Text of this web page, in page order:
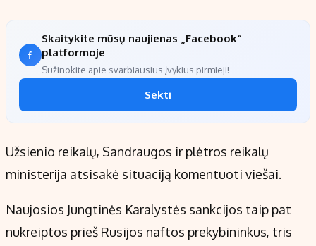
Skaitykite mūsų naujienas „Facebook“
platformoje
Sužinokite apie svarbiausius įvykius pirmieji!
Sekti
Užsienio reikalų, Sandraugos ir plėtros reikalų
ministerija atsisakė situaciją komentuoti viešai.
Naujosios Jungtinės Karalystės sankcijos taip pat
nukreiptos prieš Rusijos naftos prekybininkus, tris